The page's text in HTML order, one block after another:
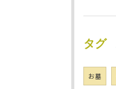
タグ
お墓